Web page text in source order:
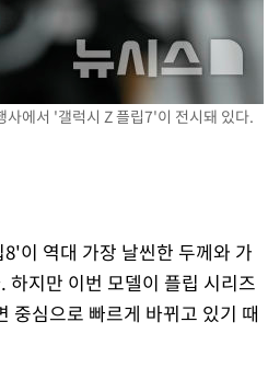
에서 '갤럭시 Z 플립7'이 전시돼 있다.
이 역대 가장 날씬한 두께와 가
지만 이번 모델이 플립 시리즈
중심으로 빠르게 바뀌고 있기 때